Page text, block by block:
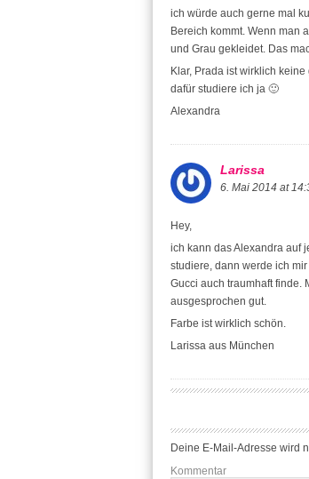
ich würde auch gerne mal
Bereich kommt. Wenn man
und Grau gekleidet. Das
Klar, Prada ist wirklich
dafür studiere ich ja 🙂
Alexandra
Larissa
6. Mai 2014 at
Hey,
ich kann das Alexandra auf
studiere, dann werde ich
Gucci auch traumhaft finde.
ausgesprochen gut.
Farbe ist wirklich schön.
Larissa aus München
Deine E-Mail-Adresse wird
Kommentar